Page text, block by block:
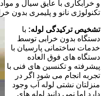
و خرابکاری با عایق سیال و
تکنولوژی نانو و پلیمری بدون
تشخیص ترکیدگی لوله: با
دستگاه بدون خرابی توسط
خدمات ساختمانی پارسیان با
دستگاه های فوق العاده
پیشرفته و تکنسین های فنی با
تجربه انجام می شود اگر در
منزلتان نشتی لوله آب وجود
دارد اما نمی دانید لوله های